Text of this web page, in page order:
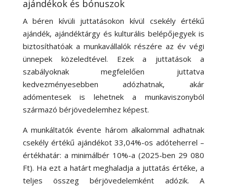
ajándékok és bónuszok
A béren kívüli juttatásokon kívül csekély értékű
ajándék, ajándéktárgy és kulturális belépőjegyek is
biztosíthatóak a munkavállalók részére az év végi
ünnepek közeledtével. Ezek a juttatások a
szabályoknak megfelelően juttatva
kedvezményesebben adózhatnak, akár
adómentesek is lehetnek a munkaviszonyból
származó bérjövedelemhez képest.
A munkáltatók évente három alkalommal adhatnak
csekély értékű ajándékot 33,04%-os adóteherrel –
értékhatár: a minimálbér 10%-a (2025-ben 29 080
Ft). Ha ezt a határt meghaladja a juttatás értéke, a
teljes összeg bérjövedelemként adózik. A